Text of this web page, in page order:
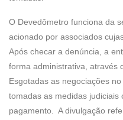
O Devedômetro funciona da
acionado por associados
Após checar a denúncia, a
forma administrativa, através
Esgotadas as negociações
tomadas as medidas judiciais
pagamento. A divulgação